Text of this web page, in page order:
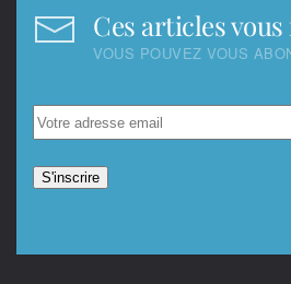
Ces articles
VOUS POUVEZ VOUS